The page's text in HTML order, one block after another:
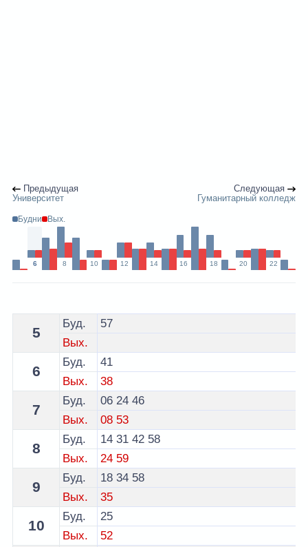
Предыдущая
Университет
Следующая
Гуманитарный колледж
Будни Вых.
6 8 10 12 14 16 18 20 22
Расписание 16 автобуса Гродно - остановка ул.
5
Буд.
57
Вых.
6
Буд.
41
Вых.
38
7
Буд. 06 24 46
Вых.
08 53
8
Буд. 14 31 42 58
Вых.
24 59
9
Буд. 18 34 58
Вых.
35
10
Буд.
25
Вых.
52